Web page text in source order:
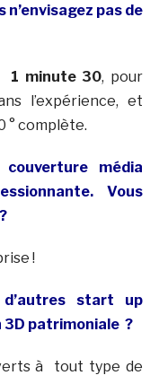
pas de
1 minute 30, pour
l’expérience, et
° complète.
média
Vous
!
d’autres start up
3D patrimoniale ?
à tout type de